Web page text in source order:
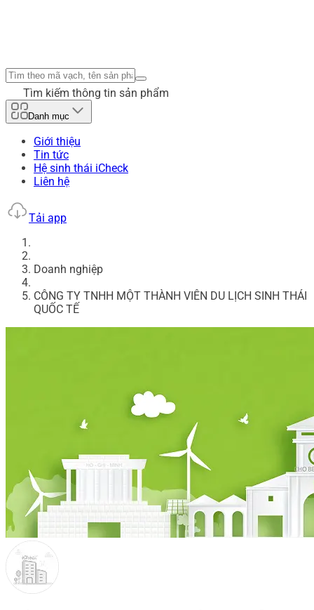
Tìm kiếm thông tin sản phẩm
Danh mục
Giới thiệu
Tin tức
Hệ sinh thái iCheck
Liên hệ
Tải app
Doanh nghiệp
CÔNG TY TNHH MỘT THÀNH VIÊN DU LỊCH SINH THÁI
QUỐC TẾ